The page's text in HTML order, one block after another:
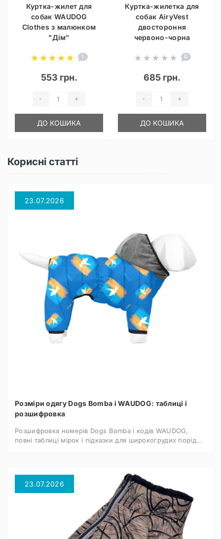
Куртка-жилет для
собак WAUDOG
Clothes з малюнком
"Дім"
1
553 грн.
- +
ДО КОШИКА
Куртка-жилетка для
собак AiryVest
двостороння
червоно-чорна
0
685 грн.
- +
ДО КОШИКА
Корисні статті
23.07.2026
Розміри одягу Dogs Bomba і WAUDOG: таблиці і
розшифровка
Розшифровка номерів Dogs Bomba і кодів WAUDOG,
повні таблиці мірок і підказки для широкогрудих порід...
23.07.2026